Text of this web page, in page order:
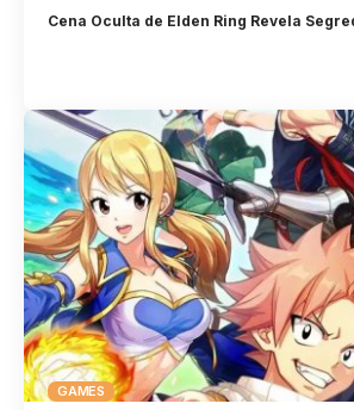
Cena Oculta de Elden Ring Revela
GAMES